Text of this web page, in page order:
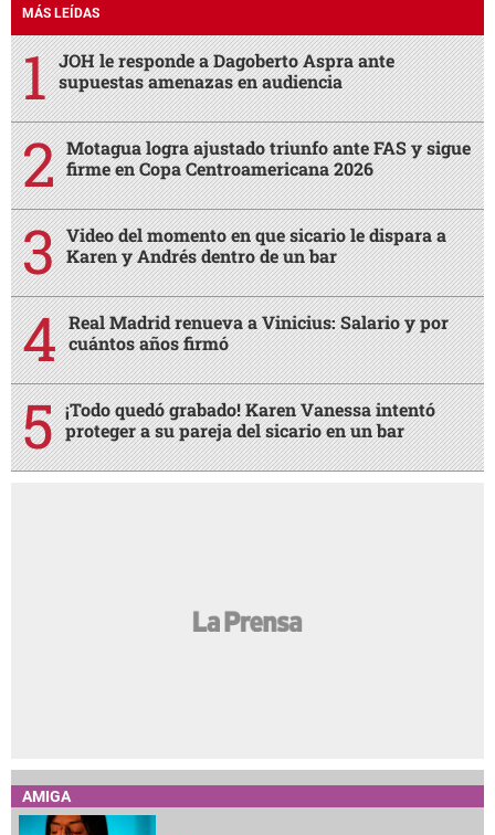
MÁS LEÍDAS
JOH le responde a Dagoberto Aspra ante
supuestas amenazas en audiencia
Motagua logra ajustado triunfo ante FAS y sigue
firme en Copa Centroamericana 2026
Video del momento en que sicario le dispara a
Karen y Andrés dentro de un bar
Real Madrid renueva a Vinicius: Salario y por
cuántos años firmó
¡Todo quedó grabado! Karen Vanessa intentó
proteger a su pareja del sicario en un bar
AMIGA